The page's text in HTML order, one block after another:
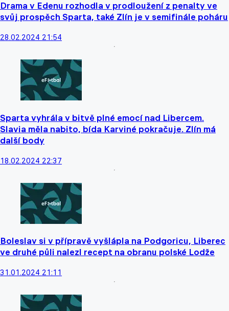
Drama v Edenu rozhodla v prodloužení z penalty ve
svůj prospěch Sparta, také Zlín je v semifinále poháru
28.02.2024 21:54
Sparta vyhrála v bitvě plné emocí nad Libercem.
Slavia měla nabito, bída Karviné pokračuje. Zlín má
další body
18.02.2024 22:37
Boleslav si v přípravě vyšlápla na Podgoricu, Liberec
ve druhé půli nalezl recept na obranu polské Lodže
31.01.2024 21:11